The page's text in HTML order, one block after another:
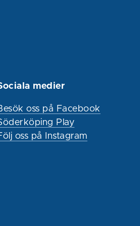
medier
oss på Facebook
Play
oss på Instagram